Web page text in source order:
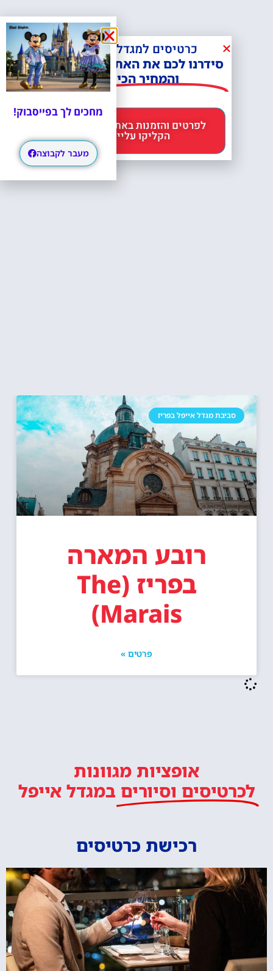
סביבת מגדל אייפל בפריז
רובע המארה
בפריז (The
Marais)
פרטים »
אופציות מגוונות
לכרטיסים וסיורים במגדל אייפל
רכישת כרטיסים
כרטיסים למגדל אייפל?
סידרנו לכם את האתר הכי אמין -
והמחיר הכי זול!
הקליקו עליי 😊
מחכים לך בפייסבוק!
מעבר לקבוצה